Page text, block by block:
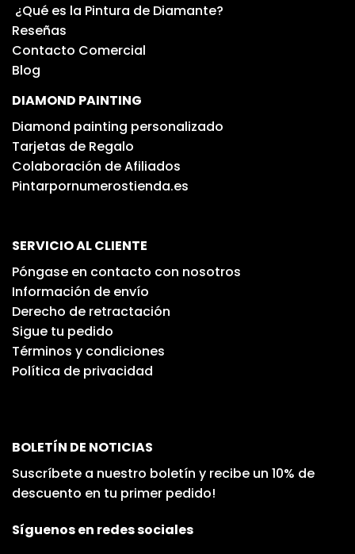
¿Qué es la Pintura de Diamante?
Reseñas
Contacto Comercial
Blog
DIAMOND PAINTING
Diamond painting personalizado
Tarjetas de Regalo
Colaboración de Afiliados
Pintarpornumerostienda.es
SERVICIO AL CLIENTE
Póngase en contacto con nosotros
Información de envío
Derecho de retractación
Sigue tu pedido
Términos y condiciones
Política de privacidad
BOLETÍN DE NOTICIAS
Suscríbete a nuestro boletín y recibe un 10% de
descuento en tu primer pedido!
Síguenos en redes sociales